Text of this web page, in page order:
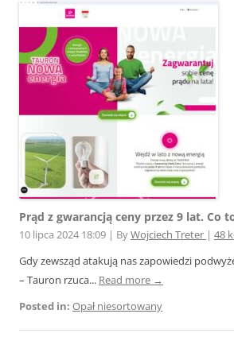
Prąd z gwarancją ceny przez 9 lat. Co
10 lipca 2024 18:09 | ByWojciech Treter | 48
Gdy zewsząd atakują nas zapowiedzi
– Tauron rzuca... Read more →
Posted in: Opał niesortowany